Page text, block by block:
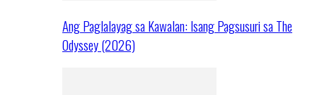
Ang Paglalayag sa Kawalan: Isang Pagsusuri sa The
Odyssey (2026)